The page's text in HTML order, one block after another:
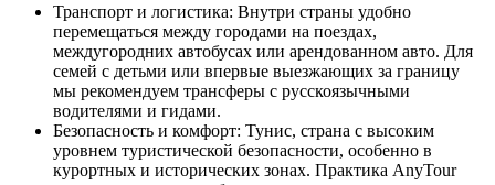
Транспорт и логистика: Внутри страны удобно
перемещаться между городами на поездах,
междугородних автобусах или арендованном авто. Для
семей с детьми или впервые выезжающих за границу
мы рекомендуем трансферы с русскоязычными
водителями и гидами.
Безопасность и комфорт: Тунис, страна с высоким
уровнем туристической безопасности, особенно в
курортных и исторических зонах. Практика AnyTour